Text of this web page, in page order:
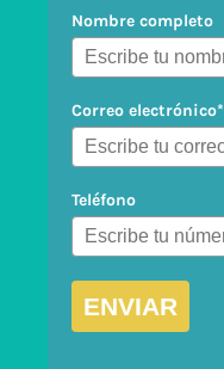
Nombre completo
Correo electrónico*
Teléfono
ENVIAR